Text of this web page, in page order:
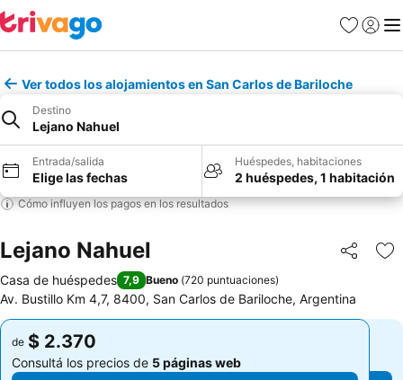
Favoritos
Iniciar
Ver todos los alojamientos en San Carlos de Bariloche
Destino
Lejano Nahuel
Entrada/salida
Elige las fechas
Huéspedes, habitaciones
2 huéspedes, 1 habitación
Cómo influyen los pagos en los resultados
Lejano Nahuel Compartir
Casa de huéspedes 7,9 Bueno (720 puntuaciones)
Av. Bustillo Km 4,7, 8400, San Carlos de Bariloche, Argentina
de $ 2.370
Consultá los precios de 5 páginas web
de $ 2.370
Consultá los precios de 5 páginas web